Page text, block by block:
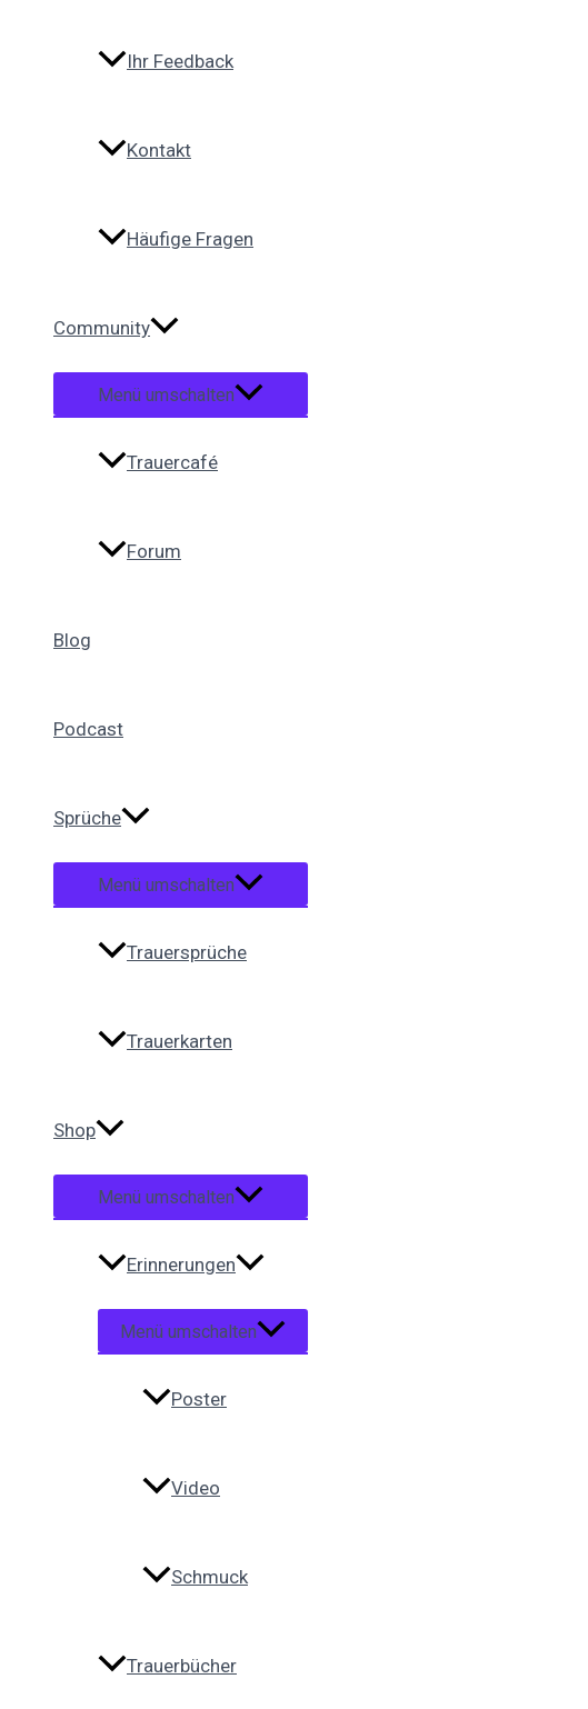
Ihr Feedback
Kontakt
Häufige Fragen
Community
Menü umschalten
Trauercafé
Forum
Blog
Podcast
Sprüche
Menü umschalten
Trauersprüche
Trauerkarten
Shop
Menü umschalten
Erinnerungen
Menü umschalten
Poster
Video
Schmuck
Trauerbücher